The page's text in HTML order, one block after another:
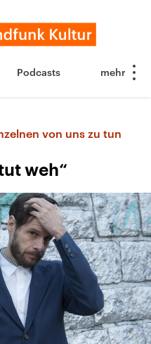
Podcasts
von uns zu tun
weh“